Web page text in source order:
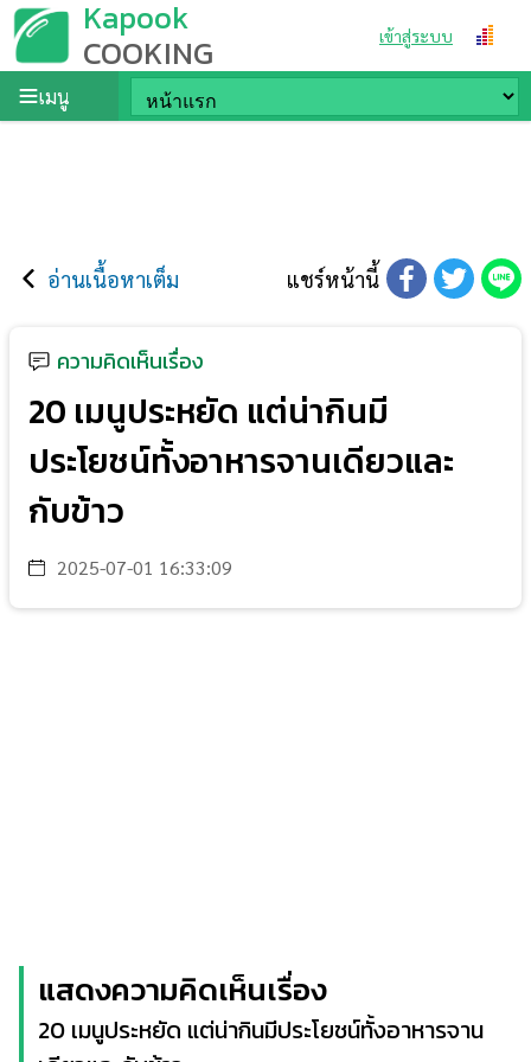
Kapook
COOKING เข้าสู่ระบบ
เมนู
อ่านเนื้อหาเต็ม แชร์หน้านี้
ความคิดเห็นเรื่อง
20 เมนูประหยัด แต่น่ากินมี
ประโยชน์ทั้งอาหารจานเดียวและ
กับข้าว
2025-07-01 16:33:09
แสดงความคิดเห็นเรื่อง
20 เมนูประหยัด แต่น่ากินมีประโยชน์ทั้งอาหารจาน